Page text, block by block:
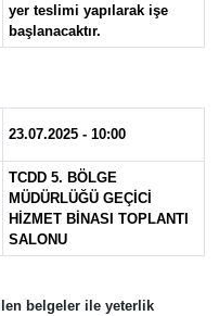
yer teslimi yapılarak işe
başlanacaktır.
23.07.2025 - 10:00
TCDD 5. BÖLGE
MÜDÜRLÜĞÜ GEÇİCİ
HİZMET BİNASI TOPLANTI
SALONU
belgeler ile yeterlik